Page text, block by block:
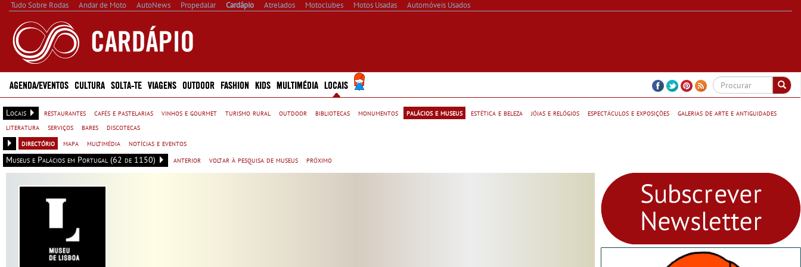
Tudo Sobre Rodas Andar de Moto AutoNews Propedalar Cardápio Atrelados Motoclubes Motos Usadas Automóveis Usados
AGENDA/EVENTOS CULTURA SOLTA-TE VIAGENS OUTDOOR FASHION KIDS MULTIMÉDIA LOCAIS
Locais restaurantes cafés e pastelarias vinhos e gourmet turismo rural outdoor bibliotecas monumentos palácios e museus estética e beleza jóias e relógios espectáculos e exposições
galerias de arte e antiguidades
literatura
serviços bares
discotecas
directório
mapa multimédia
notícias e eventos
Museus e Palácios em Portugal (62 de 1150)
anterior voltar à pesquisa de museus próximo